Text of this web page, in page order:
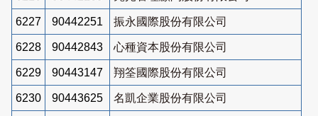
6227 90442251 振永國際股份有限公司
6228 90442843 心種資本股份有限公司
6229 90443147 翔筌國際股份有限公司
6230 90443625 名凱企業股份有限公司